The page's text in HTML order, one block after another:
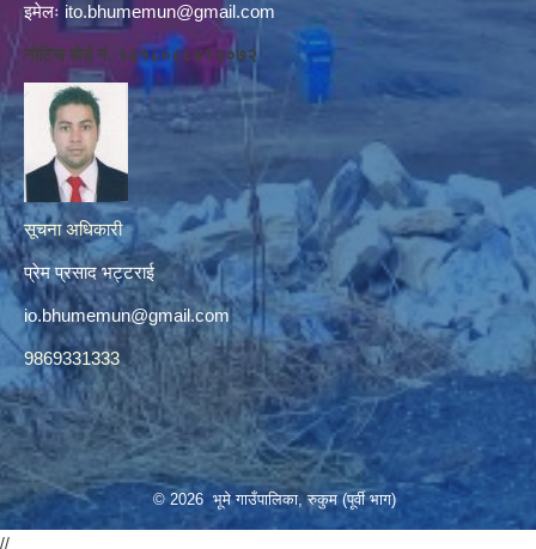
इमेलः ito.bhumemun@gmail.com
नोटिस बोर्ड नं. १६१८०८८४१३०७२
सूचना अधिकारी
प्रेम प्रसाद भट्टराई
io.bhumemun@gmail.com
9869331333
© 2026 भूमे गाउँपालिका, रुकुम (पूर्वी भाग)
//